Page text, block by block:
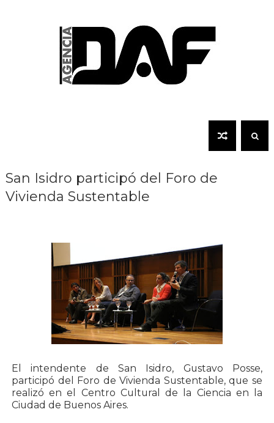
San Isidro participó del Foro de
Vivienda Sustentable
El intendente de San Isidro, Gustavo Posse,
participó del Foro de Vivienda Sustentable, que se
realizó en el Centro Cultural de la Ciencia en la
Ciudad de Buenos Aires.